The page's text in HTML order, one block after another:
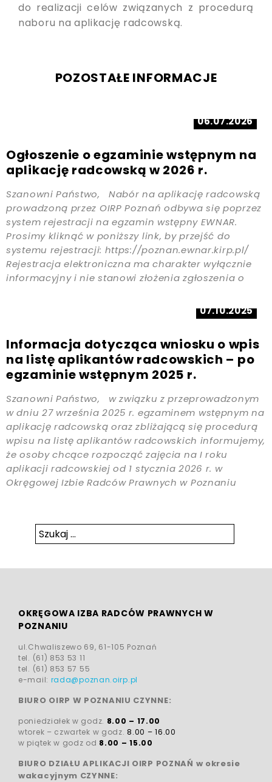
do realizacji celów związanych z procedurą
naboru na aplikację radcowską.
POZOSTAŁE INFORMACJE
06.07.2026
Ogłoszenie o egzaminie wstępnym na
aplikację radcowską w 2026 r.
Szanowni Państwo, Nabór na aplikację radcowską
prowadzoną przez OIRP Poznań odbywa się poprzez
system rejestracji na egzamin wstępny EWNAR.
Prosimy kliknąć w poniższy link, by przejść do
systemu rejestracji: https://poznan.ewnar.kirp.pl/
Rejestracja elektroniczna ma charakter wyłącznie
informacyjny i nie stanowi złożenia zgłoszenia o
radcowską w rozumieniu przepisów ustawy o […]
07.10.2025
Informacja dotycząca wniosku o wpis
na listę aplikantów radcowskich – po
egzaminie wstępnym 2025 r.
Szanowni Państwo, w związku z przeprowadzonym
w dniu 27 września 2025 r. egzaminem wstępnym na
aplikację radcowską oraz zbliżającą się procedurą
wpisu na listę aplikantów radcowskich informujemy,
że osoby chcące rozpocząć zajęcia na I roku
aplikacji radcowskiej od 1 stycznia 2026 r. w
Okręgowej Izbie Radców Prawnych w Poznaniu
Szukaj:
OKRĘGOWA IZBA RADCÓW PRAWNYCH W
POZNANIU
ul.Chwaliszewo 69, 61-105 Poznań
tel. (61) 853 53 11
tel. (61) 853 57 55
e-mail: rada@poznan.oirp.pl
BIURO OIRP W POZNANIU CZYNNE:
poniedziałek w godz. 8.00 – 17.00
wtorek – czwartek w godz.8.00 – 16.00
w piątek w godz od 8.00 – 15.00
BIURO DZIAŁU APLIKACJI OIRP POZNAŃ w okresie
wakacyjnym CZYNNE: